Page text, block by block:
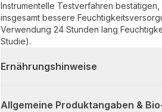
Instrumentelle Testverfahren
insgesamt bessere
Verwendung 24 Stunden lang
Studie).
Ernährungshinweise
Allgemeine Produktangaben &